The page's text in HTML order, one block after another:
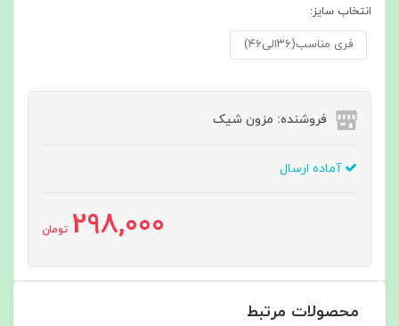
انتخاب سایز:
فری مناسب(۳۶الی۴۶)
فروشنده: مزون شیک
آماده ارسال
298,000 تومان
محصولات مرتبط